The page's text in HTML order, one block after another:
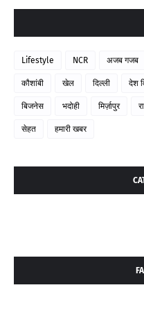
Lifestyle NCR अजब गजब
कौशांबी खेल दिल्ली देश
बिजनेस भदोही मिर्ज़ापुर
सेहत हमारी खबर